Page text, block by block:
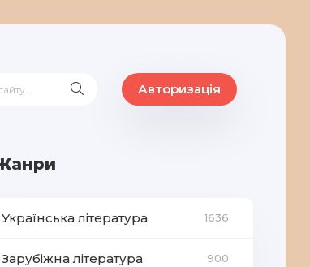
Авторизація
Українська література 1636
Зарубіжна література 900